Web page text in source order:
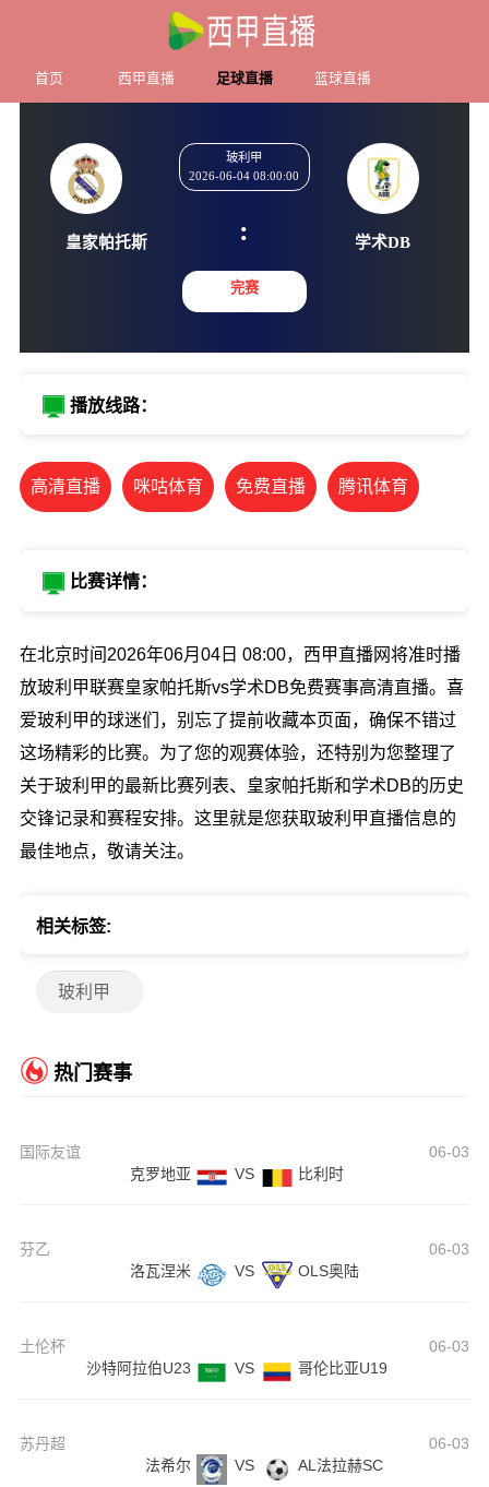
首页 西甲直播 足球直播 篮球直播
玻利甲
2026-06-04 08:00:00
:
完赛
播放线路：
高清直播 咪咕体育 免费直播 腾讯体育
比赛详情：
在北京时间2026年06月04日 08:00，西甲直播网将准时播
放玻利甲联赛皇家帕托斯vs学术DB免费赛事高清直播。喜
爱玻利甲的球迷们，别忘了提前收藏本页面，确保不错过
这场精彩的比赛。为了您的观赛体验，还特别为您整理了
关于玻利甲的最新比赛列表、皇家帕托斯和学术DB的历史
交锋记录和赛程安排。这里就是您获取玻利甲直播信息的
最佳地点，敬请关注。
相关标签:
玻利甲
热门赛事
国际友谊
06-03
克罗地亚
VS 比利时
芬乙
06-03
洛瓦涅米
VS OLS奥陆
土伦杯
06-03
沙特阿拉伯U23
VS 哥伦比亚U19
苏丹超
06-03
法希尔
VS AL法拉赫SC